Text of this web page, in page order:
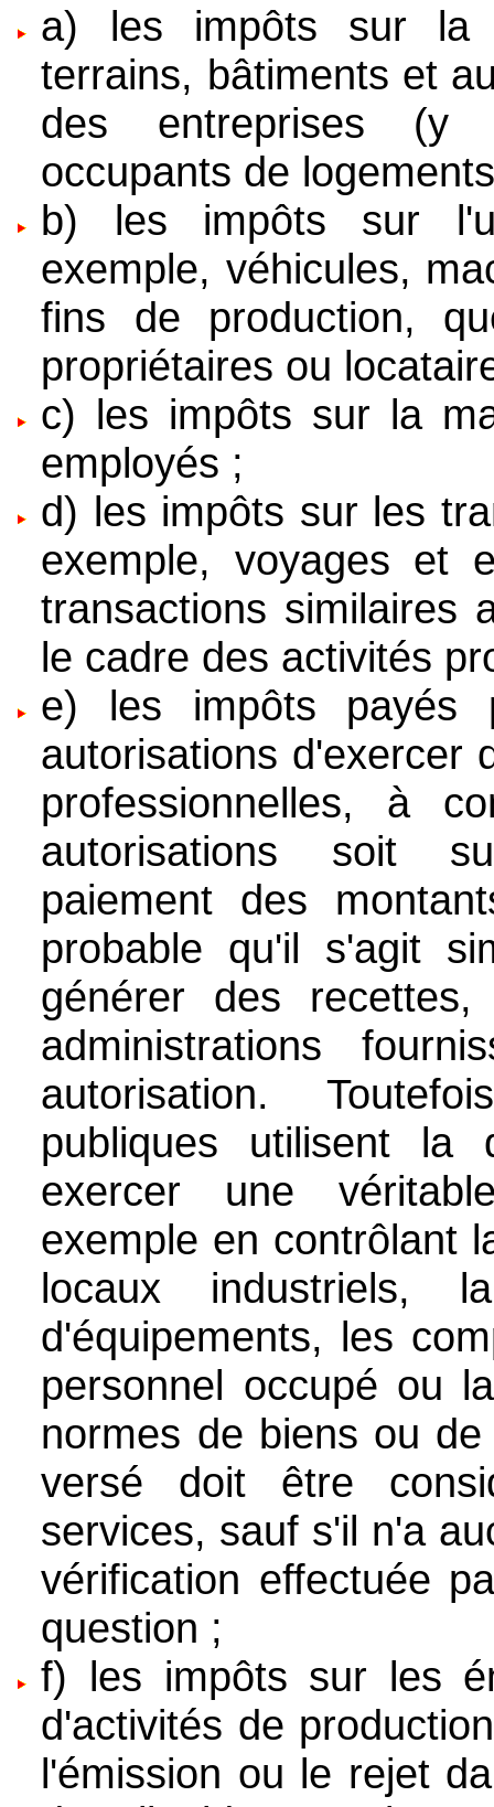
a) les impôts sur la
terrains, bâtiments et
des entreprises (y
occupants de
b) les impôts sur
exemple, véhicules,
fins de production,
propriétaires ou
c) les impôts sur la
employés ;
d) les impôts sur les
exemple, voyages et
transactions similaires
le cadre des activités
e) les impôts payés
autorisations d'exercer
professionnelles, à
autorisations soit
paiement des
probable qu'il s'agit
générer des
administrations
autorisation.
publiques utilisent la
exercer une
exemple en contrôlant
locaux industriels,
d'équipements, les
personnel occupé ou
normes de biens ou
versé doit être
services, sauf s'il n'a
vérification effectuée
question ;
f) les impôts sur les
d'activités de
l'émission ou le rejet